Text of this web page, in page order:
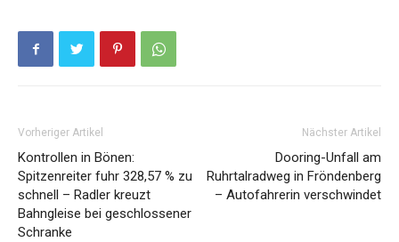
Vorheriger Artikel
Kontrollen in Bönen:
Spitzenreiter fuhr 328,57 % zu
schnell – Radler kreuzt
Bahngleise bei geschlossener
Schranke
Nächster Artikel
Dooring-Unfall am
Ruhrtalradweg in Fröndenberg
– Autofahrerin verschwindet